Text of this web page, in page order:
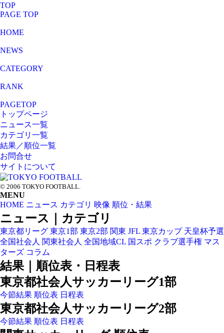
TOP
PAGE TOP
HOME
NEWS
CATEGORY
RANK
PAGETOP
トップページ
ニュース一覧
カテゴリ一覧
結果／順位一覧
お問合せ
サイトについて
© 2006 TOKYO FOOTBALL.
MENU
HOME ニュース カテゴリ 映像 順位・結果
ニュース｜カテゴリ
東京都リーグ 東京1部 東京2部 関東 JFL 東京カップ 天皇杯予選
全国社会人 関東社会人 全国地域CL 国スポ クラブ選手権 マス
ターズ コラム
結果｜順位表・日程表
東京都社会人サッカーリーグ1部
今節結果 順位表 日程表
東京都社会人サッカーリーグ2部
今節結果 順位表 日程表